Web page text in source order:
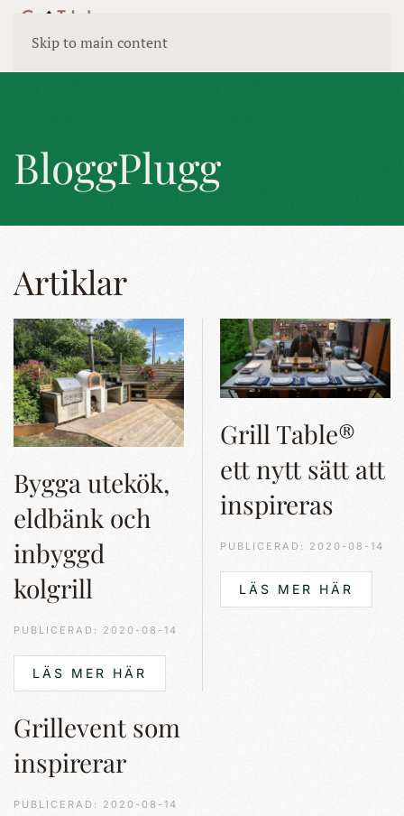
Skip to main content
BloggPlugg
Artiklar
Bygga utekök,
eldbänk och
inbyggd
kolgrill
PUBLICERAD: 2020-08-14
LÄS MER HÄR
Grill Table®
ett nytt sätt att
inspireras
PUBLICERAD: 2020-08-14
LÄS MER HÄR
Grillevent som
inspirerar
PUBLICERAD: 2020-08-14